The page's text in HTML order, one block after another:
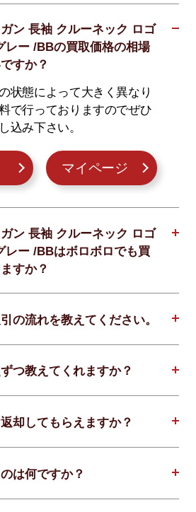
ン 長袖 クルーネック ロゴ
レー /BBの買取価格の相場
すか？
状態によって大きく異なり
で行っておりますのでぜひ
込み下さい。
マイページ
ン 長袖 クルーネック ロゴ
レー /BBはボロボロでも買
すか？
の流れを教えてください。
つ教えてくれますか？
却してもらえますか？
は何ですか？